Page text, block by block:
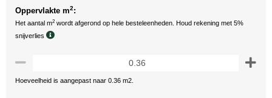
Oppervlakte m2:
Het aantal m2 wordt afgerond op hele besteleenheden. Houd rekening met 5%
snijverlies
Hoeveelheid is aangepast naar 0.36 m2.